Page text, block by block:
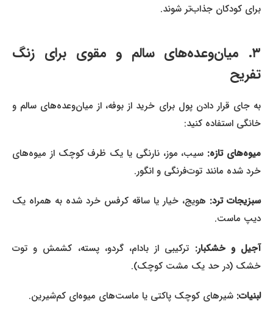
برای کودکان جذاب‌تر شوند.
۳. میان‌وعده‌های سالم و مقوی برای زنگ
تفریح
به جای قرار دادن پول برای خرید از بوفه، از میان‌وعده‌های سالم و
خانگی استفاده کنید:
میوه‌های تازه:سیب، موز، نارنگی یا یک ظرف کوچک از میوه‌های
خرد شده مانند توت‌فرنگی و انگور.
سبزیجات ترد:هویج، خیار یا ساقه کرفس خرد شده به همراه یک
دیپ ماست.
آجیل و خشکبار:ترکیبی از بادام، گردو، پسته، کشمش و توت
خشک (در حد یک مشت کوچک).
لبنیات:شیرهای کوچک پاکتی یا ماست‌های میوه‌ای کم‌شیرین.